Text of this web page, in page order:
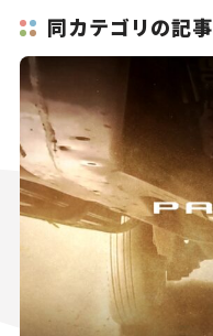
同カテゴリの記事